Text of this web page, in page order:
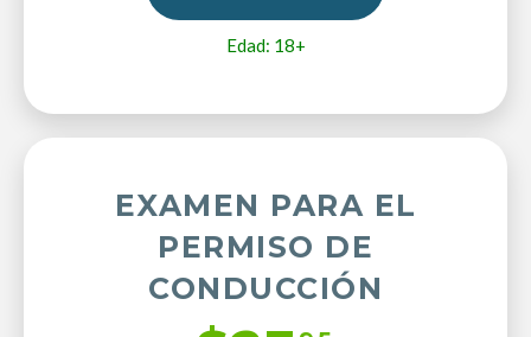
Edad: 18+
EXAMEN PARA EL
PERMISO DE
CONDUCCIÓN